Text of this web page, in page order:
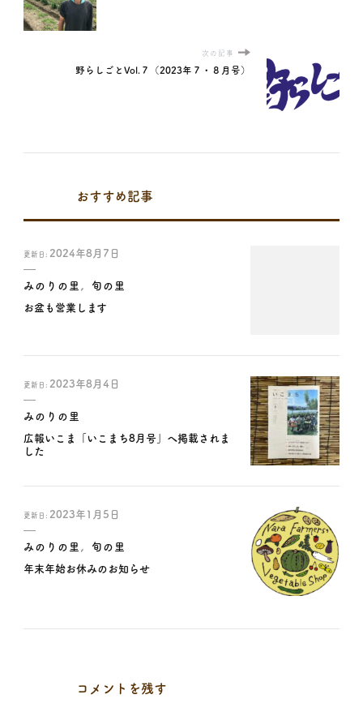
次の記事
野らしごとVol.７（2023年７・８月号）
おすすめ記事
更新日: 2024年8月7日
みのりの里 旬の里
お盆も営業します
更新日: 2023年8月4日
みのりの里
広報いこま「いこまち8月号」へ掲載されま
した
更新日: 2023年1月5日
みのりの里 旬の里
年末年始お休みのお知らせ
コメントを残す